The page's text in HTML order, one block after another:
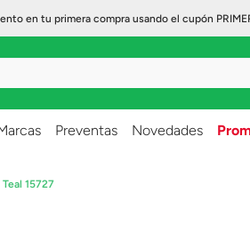
en tu primera compra usando el cupón
Preventas Novedades
15727